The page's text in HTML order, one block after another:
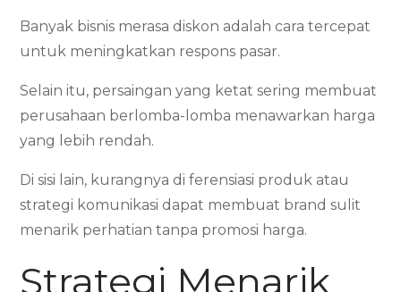
Banyak bisnis merasa diskon adalah cara tercepat
untuk meningkatkan respons pasar.
Selain itu, persaingan yang ketat sering membuat
perusahaan berlomba-lomba menawarkan harga
yang lebih rendah.
Di sisi lain, kurangnya di ferensiasi produk atau
strategi komunikasi dapat membuat brand sulit
menarik perhatian tanpa promosi harga.
Strategi Menarik